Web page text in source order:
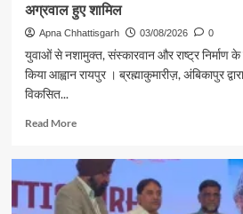
विधान
जलाभिषेक,
प्रदेशवासियों
शांति,
और
खुशहाली
की
कामना
अग्रवाल हुए शामिल
Apna Chhattisgarh 03/08/2026 0
युवाओं से नशामुक्त, संस्कारवान और राष्ट्र निर्माण
किया आह्वान रायपुर । ब्रह्माकुमारीज़, अंबिकापुर
विकसित...
Read MoreRead
ब्रह्माकुमारीज़,
अंबिकापुर